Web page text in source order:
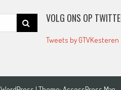
Search
for:
VOLG ONS OP
Tweets by GTVKesteren